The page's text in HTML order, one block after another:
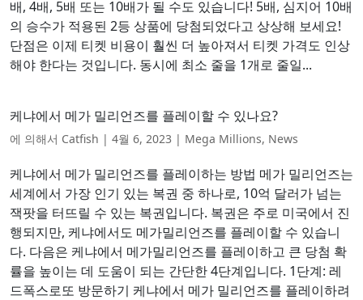
배, 4배, 5배 또는 10배가 될 수도 있습니다! 5배, 심지어 10배
의 승수가 적용된 2등 상품에 당첨되었다고 상상해 보세요!
단점은 이제 티켓 비용이 훨씬 더 높아져서 티켓 가격도 인상
해야 한다는 것입니다. 동시에 최소 줄을 1개로 줄일...
케냐에서 메가 밀리언즈를 플레이할 수 있나요?
에 의해서 Catfish | 4월 6, 2023 | Mega Millions, News
케냐에서 메가 밀리언즈를 플레이하는 방법 메가 밀리언즈는
세계에서 가장 인기 있는 복권 중 하나로, 10억 달러가 넘는
잭팟을 터뜨릴 수 있는 복권입니다. 복권은 주로 미국에서 진
행되지만, 케냐에서도 메가밀리언즈를 플레이할 수 있습니
다. 다음은 케냐에서 메가밀리언즈를 플레이하고 큰 당첨 확
률을 높이는 데 도움이 되는 간단한 4단계입니다. 1단계: 레
드폭스로또 방문하기 케냐에서 메가 밀리언즈를 플레이하려